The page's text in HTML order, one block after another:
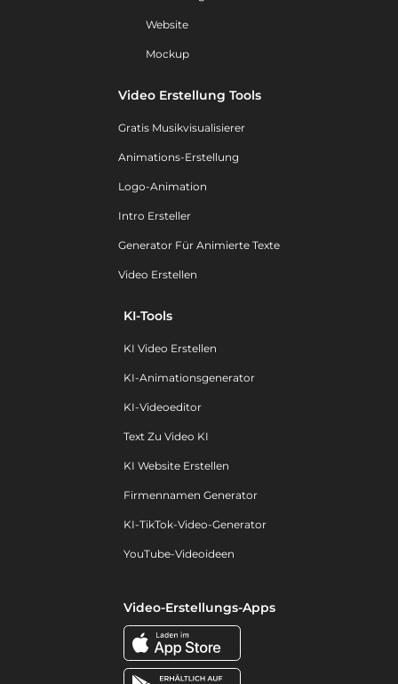
Website
Mockup
Video Erstellung Tools
Gratis Musikvisualisierer
Animations-Erstellung
Logo-Animation
Intro Ersteller
Generator Für Animierte Texte
Video Erstellen
KI-Tools
KI Video Erstellen
KI-Animationsgenerator
KI-Videoeditor
Text Zu Video KI
KI Website Erstellen
Firmennamen Generator
KI-TikTok-Video-Generator
YouTube-Videoideen
Video-Erstellungs-Apps